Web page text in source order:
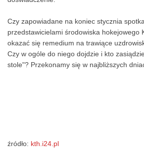
Czy zapowiadane na koniec stycznia
przedstawicielami środowiska hokejowego
okazać się remedium na trawiące
Czy w ogóle do niego dojdzie i kto
stole"? Przekonamy się w najbliższych
źródło: kth.i24.pl